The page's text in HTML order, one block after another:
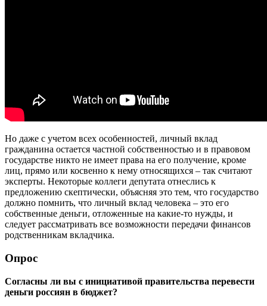
Но даже с учетом всех особенностей, личный вклад
гражданина остается частной собственностью и в правовом
государстве никто не имеет права на его получение, кроме
лиц, прямо или косвенно к нему относящихся – так считают
эксперты. Некоторые коллеги депутата отнеслись к
предложению скептически, объясняя это тем, что государство
должно помнить, что личный вклад человека – это его
собственные деньги, отложенные на какие-то нужды, и
следует рассматривать все возможности передачи финансов
родственникам вкладчика.
Опрос
Согласны ли вы с инициативой правительства перевести
деньги россиян в бюджет?